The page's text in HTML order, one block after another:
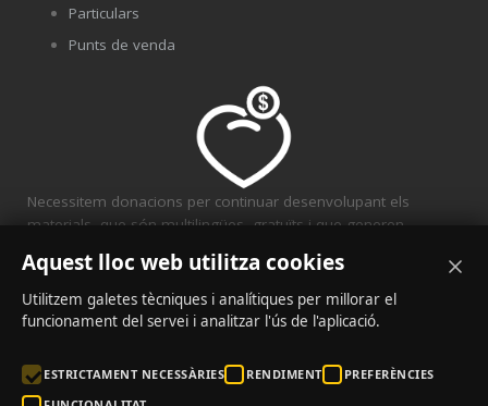
Particulars
Punts de venda
Necessitem donacions per continuar desenvolupant els
materials, que són multilingües, gratuïts i que generen
CONVENIS
Aquest lloc web utilitza cookies
Utilitzem galetes tècniques i analítiques per millorar el
funcionament del servei i analitzar l'ús de l'aplicació.
ESTRICTAMENT NECESSÀRIES RENDIMENT
PREFERÈNCIES